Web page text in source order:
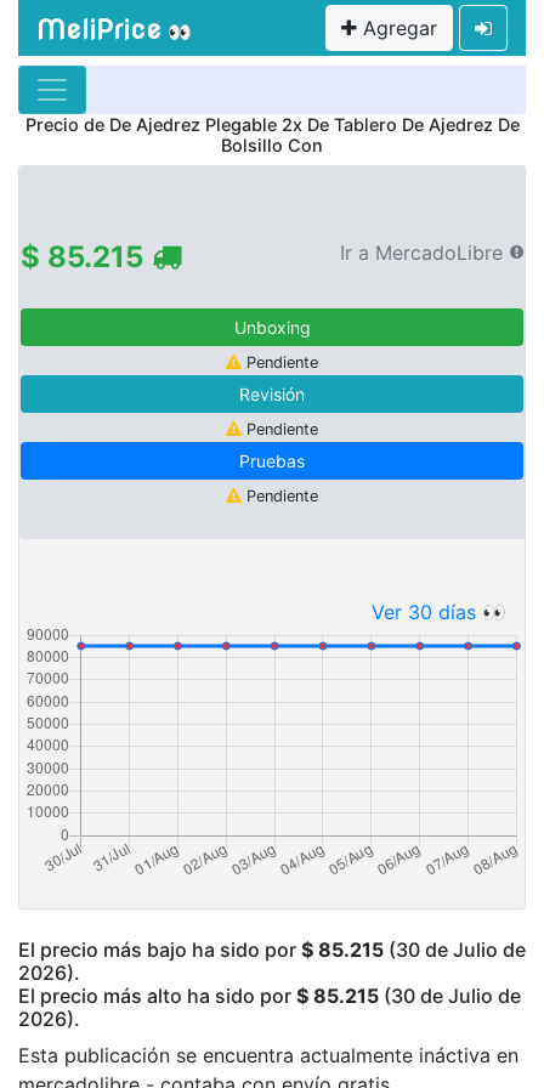
MeliPrice 👀 Agregar
Precio de De Ajedrez Plegable 2x De Tablero De Ajedrez De
Bolsillo Con
$ 85.215 Ir a MercadoLibre
Unboxing
Pendiente
Revisión
Pendiente
Pruebas
Pendiente
Ver 30 días 👀
El precio más bajo ha sido por $ 85.215 (30 de Julio de
2026).
El precio más alto ha sido por $ 85.215 (30 de Julio de
2026).
Esta publicación se encuentra actualmente ináctiva en